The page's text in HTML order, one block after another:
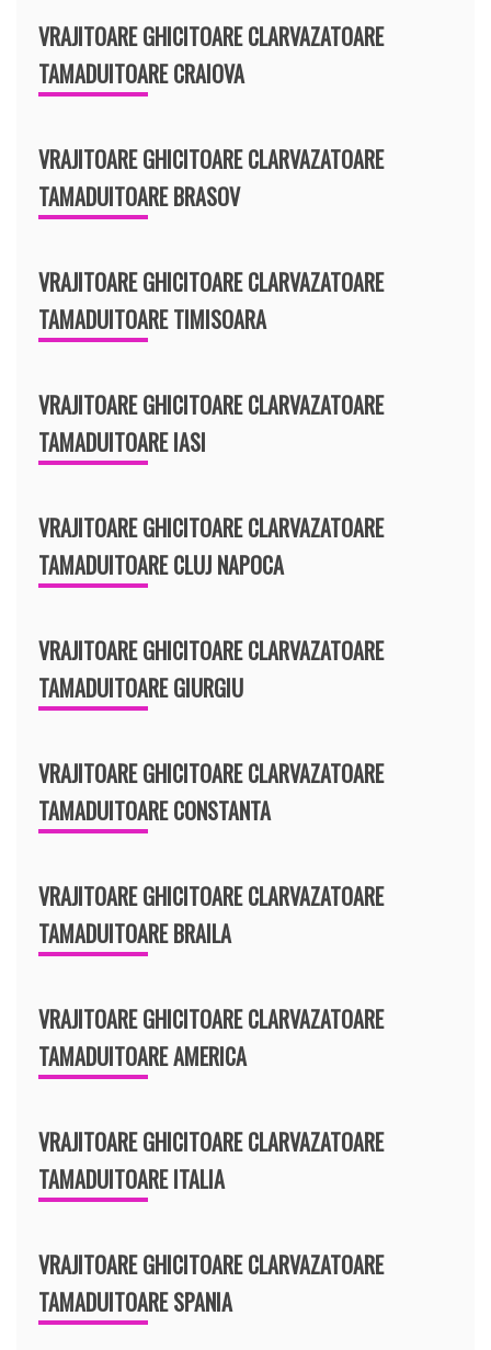
VRAJITOARE GHICITOARE CLARVAZATOARE
TAMADUITOARE CRAIOVA
VRAJITOARE GHICITOARE CLARVAZATOARE
TAMADUITOARE BRASOV
VRAJITOARE GHICITOARE CLARVAZATOARE
TAMADUITOARE TIMISOARA
VRAJITOARE GHICITOARE CLARVAZATOARE
TAMADUITOARE IASI
VRAJITOARE GHICITOARE CLARVAZATOARE
TAMADUITOARE CLUJ NAPOCA
VRAJITOARE GHICITOARE CLARVAZATOARE
TAMADUITOARE GIURGIU
VRAJITOARE GHICITOARE CLARVAZATOARE
TAMADUITOARE CONSTANTA
VRAJITOARE GHICITOARE CLARVAZATOARE
TAMADUITOARE BRAILA
VRAJITOARE GHICITOARE CLARVAZATOARE
TAMADUITOARE AMERICA
VRAJITOARE GHICITOARE CLARVAZATOARE
TAMADUITOARE ITALIA
VRAJITOARE GHICITOARE CLARVAZATOARE
TAMADUITOARE SPANIA